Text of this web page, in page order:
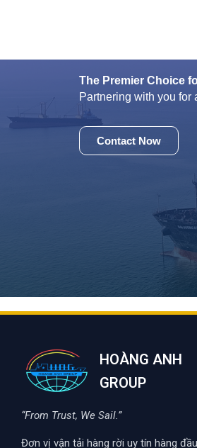
The Premier Choice
Partnering with you for
Contact Now
HOÀNG ANH
GROUP
“From Trust, We Sail.”
Đơn vị vận tải hàng rời uy tín hàng